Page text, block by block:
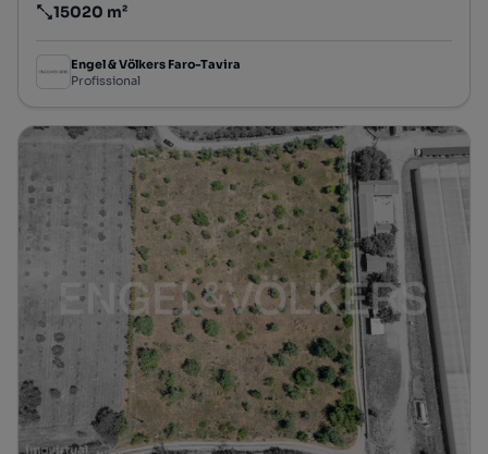
Preço por metro quadrado
15020 m²
Engel & Völkers Faro-Tavira
Profissional